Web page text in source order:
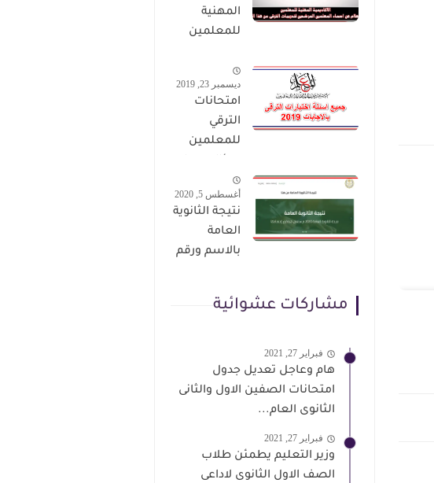
وموقع LMS
المهنية
للمعلمين
عن اسماء
المعلمين
لتدريبات
ديسمبر 23, 2019
امتحانات
الترقي
للمعلمين
حمل من هنا
أغسطس 5, 2020
نتيجة الثانوية
العامة
بالاسم ورقم
مشاركات عشوائية
فبراير 27, 2021
هام وعاجل تعديل جدول
امتحانات الصفين الاول والثانى
الثانوى العام...
فبراير 27, 2021
وزير التعليم يطمئن طلاب
الصف الاول الثانوى لاداعى